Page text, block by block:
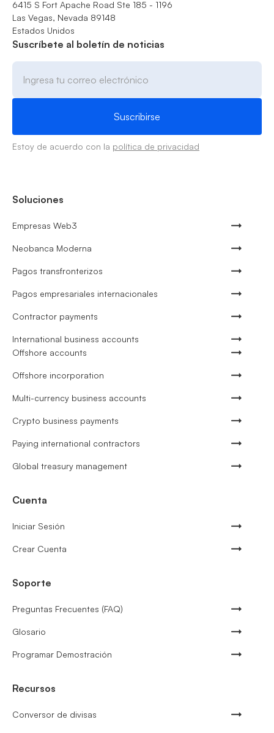
6415 S Fort Apache Road Ste 185 - 1196
Las Vegas, Nevada 89148
Estados Unidos
Suscríbete al boletín de noticias
Estoy de acuerdo con la política de privacidad
Soluciones
Empresas Web3
Neobanca Moderna
Pagos transfronterizos
Pagos empresariales internacionales
Contractor payments
International business accounts
Offshore accounts
Offshore incorporation
Multi-currency business accounts
Crypto business payments
Paying international contractors
Global treasury management
Cuenta
Iniciar Sesión
Crear Cuenta
Soporte
Preguntas Frecuentes (FAQ)
Glosario
Programar Demostración
Recursos
Conversor de divisas